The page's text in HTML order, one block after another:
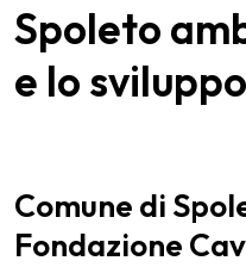
Spoleto
e lo
Comune di
Fondazione